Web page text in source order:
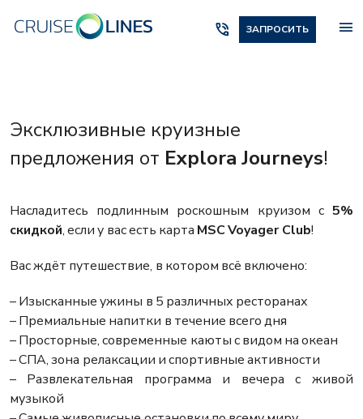
phone_in_talk ЗАПРОСИТЬ menu
Эксклюзивные круизные
предложения от Explora Journeys!
Насладитесь подлинным роскошным круизом с 5%
скидкой, если у вас есть карта MSC Voyager Club!
Вас ждёт путешествие, в котором всё включено:
– Изысканные ужины в 5 различных ресторанах
– Премиальные напитки в течение всего дня
– Просторные, современные каюты с видом на океан
– СПА, зона релаксации и спортивные активности
– Развлекательная программа и вечера с живой
музыкой